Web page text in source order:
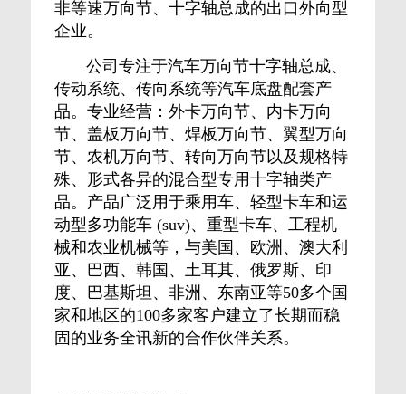
非等速万向节、十字轴总成的出口外向型
企业。
公司专注于汽车万向节十字轴总成、
传动系统、传向系统等汽车底盘配套产
品。专业经营：外卡万向节、内卡万向
节、盖板万向节、焊板万向节、翼型万向
节、农机万向节、转向万向节以及规格特
殊、形式各异的混合型专用十字轴类产
品。产品广泛用于乘用车、轻型卡车和运
动型多功能车 (suv)、重型卡车、工程机
械和农业机械等，与美国、欧洲、澳大利
亚、巴西、韩国、土耳其、俄罗斯、印
度、巴基斯坦、非洲、东南亚等50多个国
家和地区的100多家客户建立了长期而稳
固的业务全讯新的合作伙伴关系。